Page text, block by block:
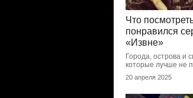
Что
понравился
«Извне»
Города, острова и
которые лучше не
20 апреля 2025